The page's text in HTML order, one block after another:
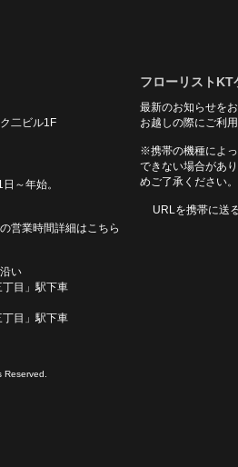
二ビル1F
～年始。
営業時間詳細はこちら
い
目」駅下車
目」駅下車
フローリストKT
最新のお知らせを
お越しの際にご利
※携帯の機種によ
できない場合があ
めご了承ください。
URLを携帯に送